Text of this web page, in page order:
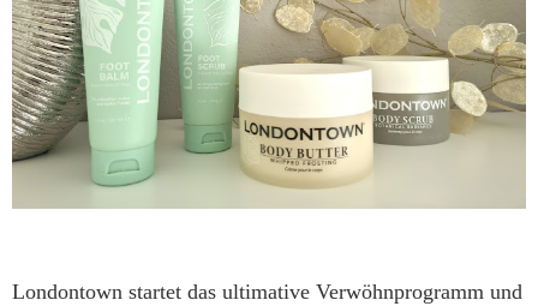
Londontown startet das ultimative Verwöhnprogramm und